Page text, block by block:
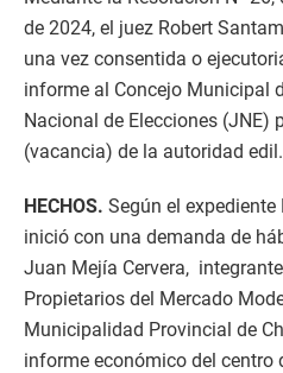
de 2024, el juez Robert
una vez consentida o
informe al Concejo Municipal
Nacional de Elecciones (JNE)
(vacancia) de la autoridad edil.
HECHOS. Según el
inició con una demanda de
Juan Mejía Cervera,
Propietarios del Mercado
Municipalidad Provincial de
informe económico del centro